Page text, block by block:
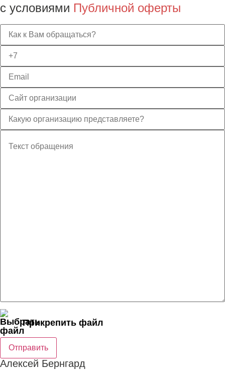
с условиями Публичной оферты
Прикрепить файл
Отправить
Алексей Бернгард